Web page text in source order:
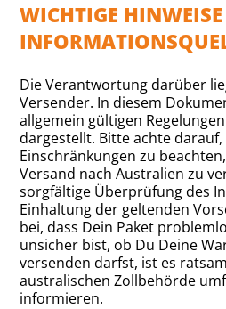
WICHTIGE
Die Verantwortung darüber
Versender. In diesem
allgemein gültigen
dargestellt. Bitte achte darauf,
Einschränkungen zu
Versand nach Australien zu
sorgfältige Überprüfung des
Einhaltung der geltenden
bei, dass Dein Paket
unsicher bist, ob Du Deine
versenden darfst, ist es
australischen Zollbehörde
informieren.